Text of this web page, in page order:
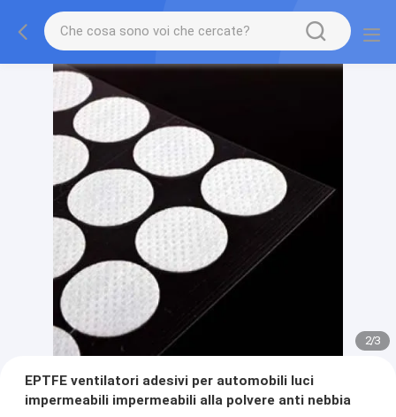
2/3
EPTFE ventilatori adesivi per automobili luci
impermeabili impermeabili alla polvere anti nebbia